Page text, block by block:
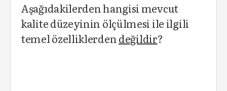
Aşağıdakilerden hangisi mevcut
kalite düzeyinin ölçülmesi ile ilgili
temel özelliklerdendeğildir?